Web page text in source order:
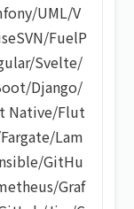
/UML/V
/FuelP
/Svelte/
/Django/
Native/Flut
Fargate/Lam
/GitHu
/Graf